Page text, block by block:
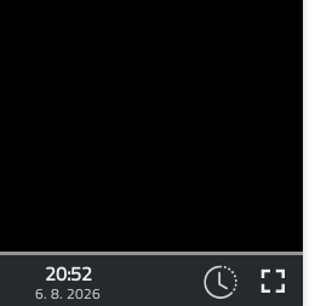
20:52
6. 8. 2026